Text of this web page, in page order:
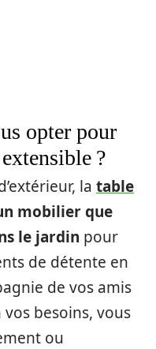
opter pour
?
la table
mobilier que
le jardin pour
de détente en
de vos amis
besoins, vous
ou